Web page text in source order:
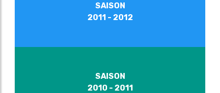
SAISON
2011 - 2012
SAISON
2010 - 2011